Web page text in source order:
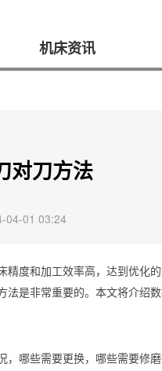
机床资讯
对刀方法
04-01 03:24
度和加工效率高，达到优化
是非常重要的。本文将介绍
哪些需要更换，哪些需要修